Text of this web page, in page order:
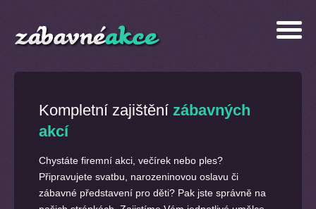
Kompletní zajištění zábavných
akcí
Chystáte firemní akci, večírek nebo ples?
Připravujete svatbu, narozeninovou oslavu či
zábavné představení pro děti? Pak jste správně na